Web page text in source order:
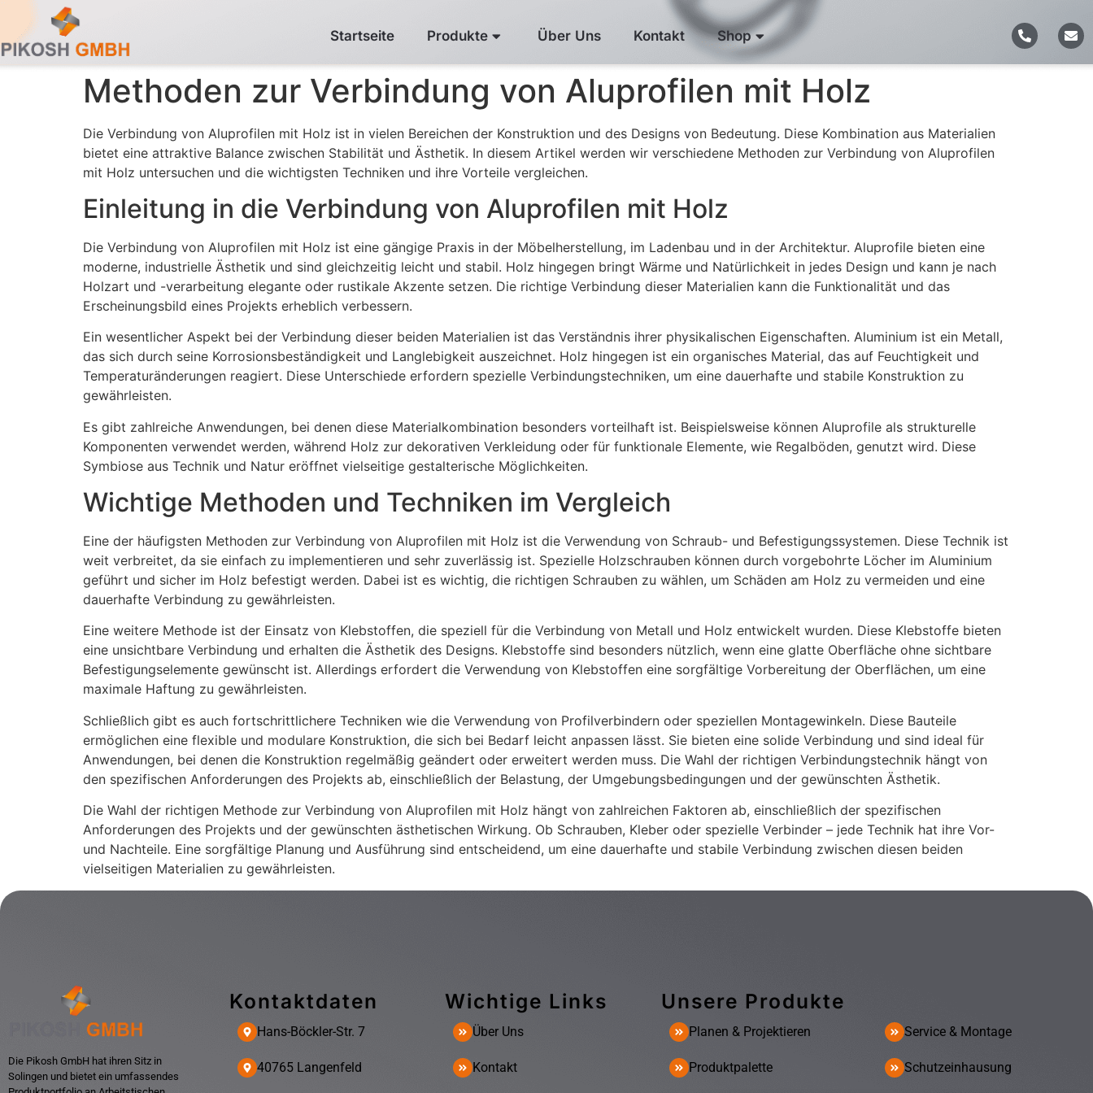
Startseite Produkte Über Uns Kontakt Shop
Methoden zur Verbindung von Aluprofilen mit Holz
Die Verbindung von Aluprofilen mit Holz ist in vielen Bereichen der Konstruktion und des Designs von Bedeutung. Diese Kombination aus Materialien
bietet eine attraktive Balance zwischen Stabilität und Ästhetik. In diesem Artikel werden wir verschiedene Methoden zur Verbindung von Aluprofilen
mit Holz untersuchen und die wichtigsten Techniken und ihre Vorteile vergleichen.
Einleitung in die Verbindung von Aluprofilen mit Holz
Die Verbindung von Aluprofilen mit Holz ist eine gängige Praxis in der Möbelherstellung, im Ladenbau und in der Architektur. Aluprofile bieten eine
moderne, industrielle Ästhetik und sind gleichzeitig leicht und stabil. Holz hingegen bringt Wärme und Natürlichkeit in jedes Design und kann je nach
Holzart und -verarbeitung elegante oder rustikale Akzente setzen. Die richtige Verbindung dieser Materialien kann die Funktionalität und das
Erscheinungsbild eines Projekts erheblich verbessern.
Ein wesentlicher Aspekt bei der Verbindung dieser beiden Materialien ist das Verständnis ihrer physikalischen Eigenschaften. Aluminium ist ein Metall,
das sich durch seine Korrosionsbeständigkeit und Langlebigkeit auszeichnet. Holz hingegen ist ein organisches Material, das auf Feuchtigkeit und
Temperaturänderungen reagiert. Diese Unterschiede erfordern spezielle Verbindungstechniken, um eine dauerhafte und stabile Konstruktion zu
gewährleisten.
Es gibt zahlreiche Anwendungen, bei denen diese Materialkombination besonders vorteilhaft ist. Beispielsweise können Aluprofile als strukturelle
Komponenten verwendet werden, während Holz zur dekorativen Verkleidung oder für funktionale Elemente, wie Regalböden, genutzt wird. Diese
Symbiose aus Technik und Natur eröffnet vielseitige gestalterische Möglichkeiten.
Wichtige Methoden und Techniken im Vergleich
Eine der häufigsten Methoden zur Verbindung von Aluprofilen mit Holz ist die Verwendung von Schraub- und Befestigungssystemen. Diese Technik ist
weit verbreitet, da sie einfach zu implementieren und sehr zuverlässig ist. Spezielle Holzschrauben können durch vorgebohrte Löcher im Aluminium
geführt und sicher im Holz befestigt werden. Dabei ist es wichtig, die richtigen Schrauben zu wählen, um Schäden am Holz zu vermeiden und eine
dauerhafte Verbindung zu gewährleisten.
Eine weitere Methode ist der Einsatz von Klebstoffen, die speziell für die Verbindung von Metall und Holz entwickelt wurden. Diese Klebstoffe bieten
eine unsichtbare Verbindung und erhalten die Ästhetik des Designs. Klebstoffe sind besonders nützlich, wenn eine glatte Oberfläche ohne sichtbare
Befestigungselemente gewünscht ist. Allerdings erfordert die Verwendung von Klebstoffen eine sorgfältige Vorbereitung der Oberflächen, um eine
maximale Haftung zu gewährleisten.
Schließlich gibt es auch fortschrittlichere Techniken wie die Verwendung von Profilverbindern oder speziellen Montagewinkeln. Diese Bauteile
ermöglichen eine flexible und modulare Konstruktion, die sich bei Bedarf leicht anpassen lässt. Sie bieten eine solide Verbindung und sind ideal für
Anwendungen, bei denen die Konstruktion regelmäßig geändert oder erweitert werden muss. Die Wahl der richtigen Verbindungstechnik hängt von
den spezifischen Anforderungen des Projekts ab, einschließlich der Belastung, der Umgebungsbedingungen und der gewünschten Ästhetik.
Die Wahl der richtigen Methode zur Verbindung von Aluprofilen mit Holz hängt von zahlreichen Faktoren ab, einschließlich der spezifischen
Anforderungen des Projekts und der gewünschten ästhetischen Wirkung. Ob Schrauben, Kleber oder spezielle Verbinder – jede Technik hat ihre Vor-
und Nachteile. Eine sorgfältige Planung und Ausführung sind entscheidend, um eine dauerhafte und stabile Verbindung zwischen diesen beiden
vielseitigen Materialien zu gewährleisten.
Die Pikosh GmbH hat ihren Sitz in
Solingen und bietet ein umfassendes
Kontaktdaten
Hans-Böckler-Str. 7
40765 Langenfeld
Wichtige Links
Über Uns
Kontakt
Unsere Produkte
Planen & Projektieren
Produktpalette
Service & Montage
Schutzeinhausung